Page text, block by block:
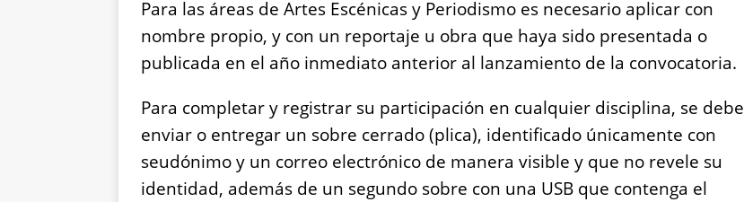
Para las áreas de Artes Escénicas y Periodismo es necesario aplicar con
nombre propio, y con un reportaje u obra que haya sido presentada o
publicada en el año inmediato anterior al lanzamiento de la convocatoria.
Para completar y registrar su participación en cualquier disciplina, se debe
enviar o entregar un sobre cerrado (plica), identificado únicamente con
seudónimo y un correo electrónico de manera visible y que no revele su
identidad, además de un segundo sobre con una USB que contenga el